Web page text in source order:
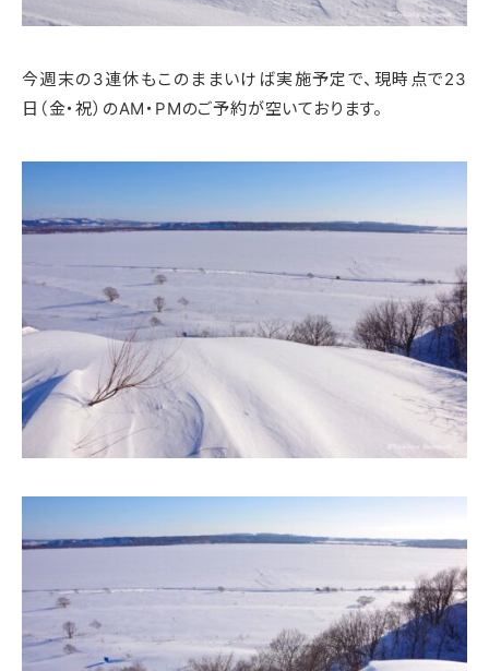
今週末の3連休もこのままいけば実施予定で、現時点で23
日（金・祝）のAM・PMのご予約が空いております。